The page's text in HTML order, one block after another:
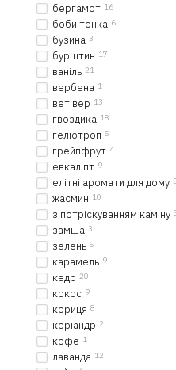
бергамот 16
боби тонка 6
бузина 3
бурштин 17
ваніль 21
вербена 1
ветівер 13
гвоздика 18
геліотроп 5
грейпфрут 4
евкаліпт 9
елітні аромати для дому
жасмин 10
з потріскуванням каміну
замша 3
зелень 5
карамель 9
кедр 20
кокос 9
кориця 8
коріандр 2
кофе 1
лаванда 12